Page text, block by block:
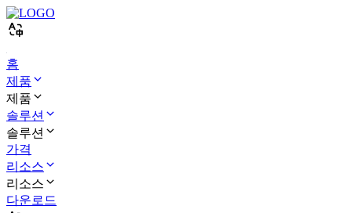
홈
제품
제품
솔루션
솔루션
가격
리소스
리소스
다운로드